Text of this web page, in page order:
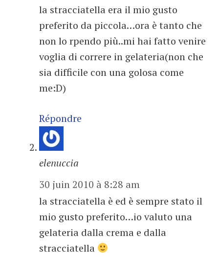
la stracciatella era il mio gusto
preferito da piccola…ora è tanto che
non lo rpendo più..mi hai fatto venire
voglia di correre in gelateria(non che
sia difficile con una golosa come
me:D)
Répondre
elenuccia
30 juin 2010 à 8:28 am
la stracciatella è ed è sempre stato il
mio gusto preferito…io valuto una
gelateria dalla crema e dalla
stracciatella